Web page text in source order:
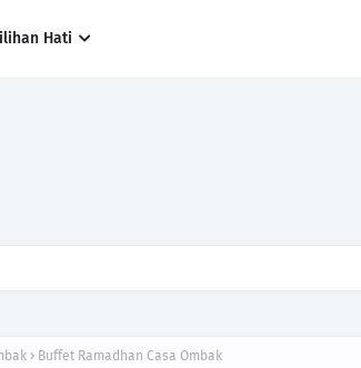
Hati
Buffet Ramadhan Casa Ombak